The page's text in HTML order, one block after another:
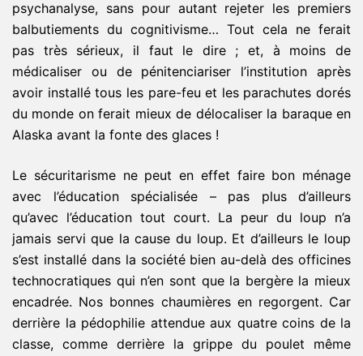
psychanalyse, sans pour autant rejeter les premiers
balbutiements du cognitivisme… Tout cela ne ferait
pas très sérieux, il faut le dire ; et, à moins de
médicaliser ou de pénitenciariser l’institution après
avoir installé tous les pare-feu et les parachutes dorés
du monde on ferait mieux de délocaliser la baraque en
Alaska avant la fonte des glaces !
Le sécuritarisme ne peut en effet faire bon ménage
avec l’éducation spécialisée – pas plus d’ailleurs
qu’avec l’éducation tout court. La peur du loup n’a
jamais servi que la cause du loup. Et d’ailleurs le loup
s’est installé dans la société bien au-delà des officines
technocratiques qui n’en sont que la bergère la mieux
encadrée. Nos bonnes chaumières en regorgent. Car
derrière la pédophilie attendue aux quatre coins de la
classe, comme derrière la grippe du poulet même